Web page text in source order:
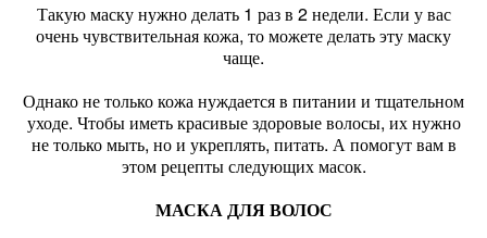
Такую маску нужно делать 1 раз в 2 недели. Если у вас
очень чувствительная кожа, то можете делать эту маску
чаще.
Однако не только кожа нуждается в питании и тщательном
уходе. Чтобы иметь красивые здоровые волосы, их нужно
не только мыть, но и укреплять, питать. А помогут вам в
этом рецепты следующих масок.
МАСКА ДЛЯ ВОЛОС